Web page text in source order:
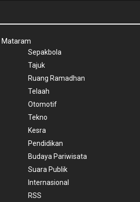
Sepakbola
Tajuk
Ruang Ramadhan
Telaah
Otomotif
Tekno
Kesra
Pendidikan
Budaya Pariwisata
Suara Publik
Internasional
RSS